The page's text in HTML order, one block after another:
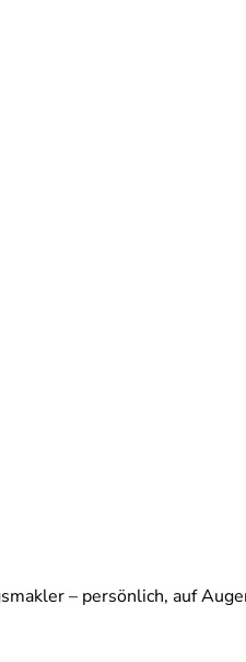
– persönlich, auf